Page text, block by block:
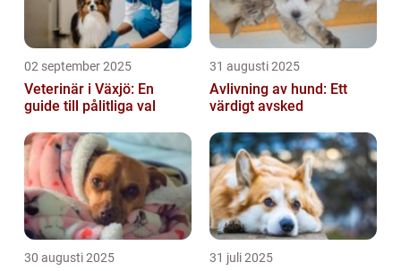
02 september 2025
Veterinär i Växjö: En
guide till pålitliga val
31 augusti 2025
Avlivning av hund: Ett
värdigt avsked
30 augusti 2025 31 juli 2025